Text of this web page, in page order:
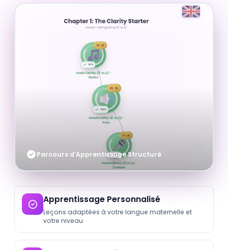
Parcours d'Apprentissage Structuré
Apprentissage Personnalisé
Leçons adaptées à votre langue maternelle et
votre niveau